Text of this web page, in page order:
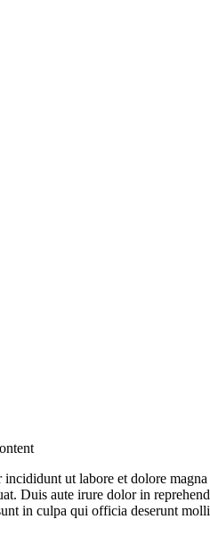
ut labore et dolore
Duis aute irure dolor in
in culpa qui officia deserunt